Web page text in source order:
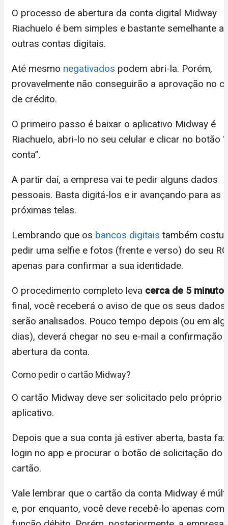
O processo de abertura da conta digital Midway
Riachuelo é bem simples e bastante semelhante
outras contas digitais.
Até mesmo negativados podem abri-la. Porém,
provavelmente não conseguirão a aprovação no
de crédito.
O primeiro passo é baixar o aplicativo Midway é
Riachuelo, abri-lo no seu celular e clicar no botão
conta”.
A partir daí, a empresa vai te pedir alguns dados
pessoais. Basta digitá-los e ir avançando para as
próximas telas.
Lembrando que os bancos digitais também
pedir uma selfie e fotos (frente e verso) do seu
apenas para confirmar a sua identidade.
O procedimento completo leva cerca de 5
final, você receberá o aviso de que os seus dados
serão analisados. Pouco tempo depois (ou em
dias), deverá chegar no seu e-mail a confirmação
abertura da conta.
Como pedir o cartão Midway?
O cartão Midway deve ser solicitado pelo próprio
aplicativo.
Depois que a sua conta já estiver aberta, basta
login no app e procurar o botão de solicitação do
cartão.
Vale lembrar que o cartão da conta Midway é
e, por enquanto, você deve recebê-lo apenas com